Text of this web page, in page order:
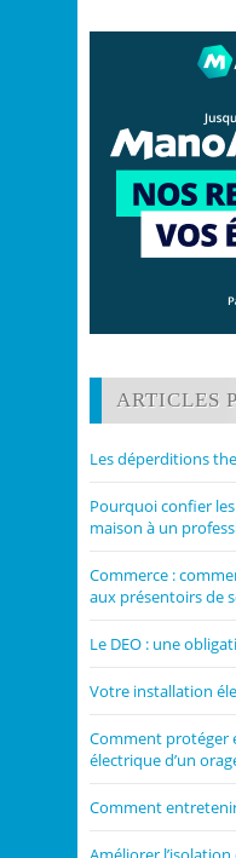
ARTICLES
Les déperditions
Pourquoi confier
maison à un
Commerce :
aux présentoirs de
Le DEO : une
Votre installation
Comment protéger
électrique d’un
Comment